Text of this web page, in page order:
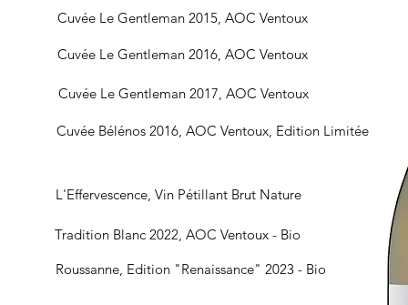
Cuvée Le Gentleman 2015, AOC Ventoux
Cuvée Le Gentleman 2016, AOC Ventoux
Cuvée Le Gentleman 2017, AOC Ventoux
Cuvée Bélénos 2016, AOC Ventoux, Edition Limitée
L'Effervescence, Vin Pétillant Brut Nature
Tradition Blanc 2022, AOC Ventoux - Bio
Roussanne, Edition "Renaissance" 2023 - Bio